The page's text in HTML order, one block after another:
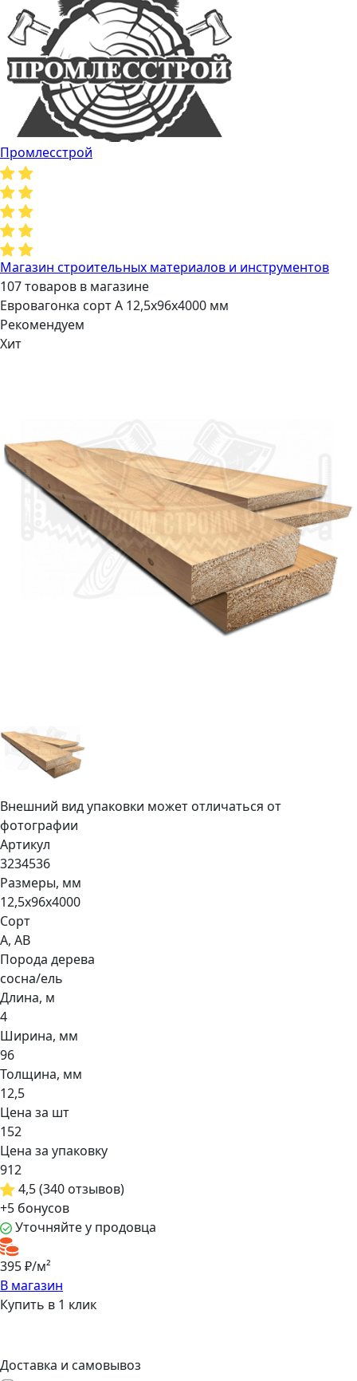
Промлесстрой
Магазин строительных материалов и инструментов
107 товаров в магазине
Евровагонка сорт А 12,5х96х4000 мм
Рекомендуем
Хит
Внешний вид упаковки может отличаться от
фотографии
Артикул
3234536
Размеры, мм
12,5х96х4000
Сорт
А, АВ
Порода дерева
сосна/ель
Длина, м
4
Ширина, мм
96
Толщина, мм
12,5
Цена за шт
152
Цена за упаковку
912
4,5(340 отзывов)
+5 бонусов
Уточняйте у продовца
395 ₽/м²
В магазин
Купить в 1 клик
Доставка и самовывоз